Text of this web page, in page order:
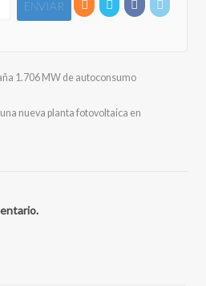
1.706 MW de autoconsumo
nueva planta fotovoltaica en